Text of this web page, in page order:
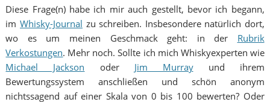
Diese Frage(n) habe ich mir auch gestellt, bevor ich begann,
im Whisky-Journal zu schreiben. Insbesondere natürlich dort,
wo es um meinen Geschmack geht: in der Rubrik
Verkostungen. Mehr noch. Sollte ich mich Whiskyexperten wie
Michael Jackson oder Jim Murrayund ihrem
Bewertungssystem anschließen und schön anonym
nichtssagend auf einer Skala von 0 bis 100 bewerten? Oder